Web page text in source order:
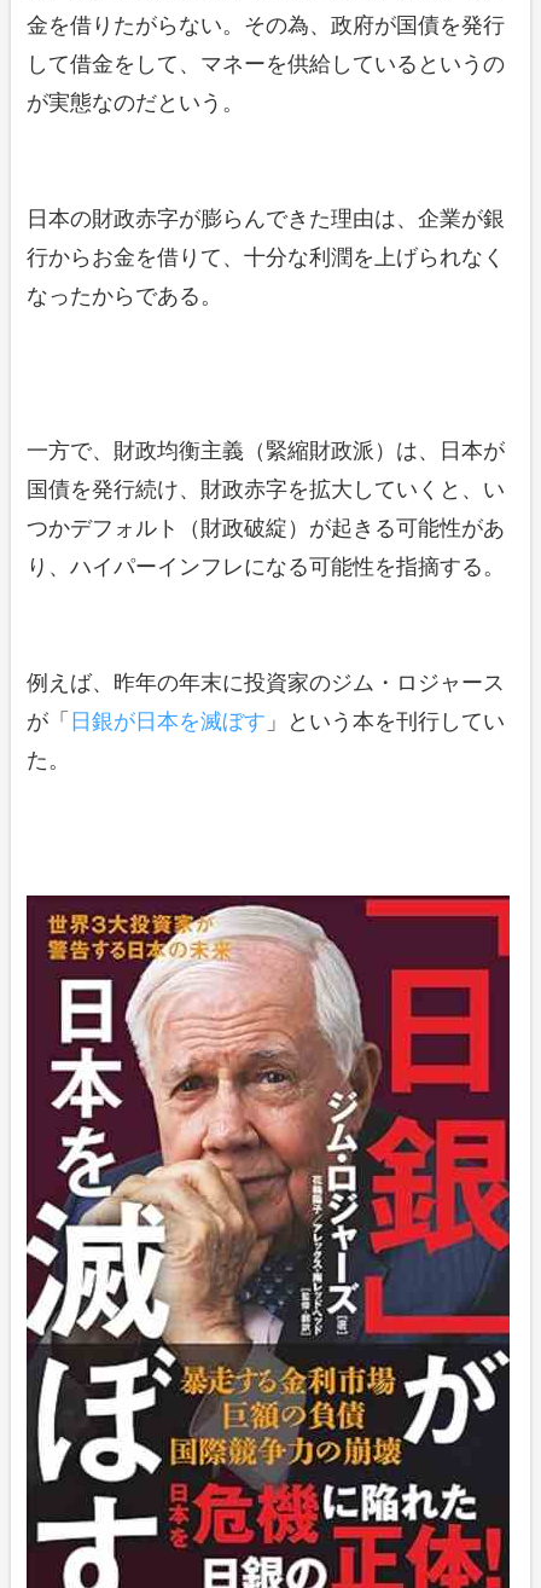
金を借りたがらない。その為、政府が国債を発行
して借金をして、マネーを供給しているというの
が実態なのだという。
日本の財政赤字が膨らんできた理由は、企業が銀
行からお金を借りて、十分な利潤を上げられなく
なったからである。
一方で、財政均衡主義（緊縮財政派）は、日本が
国債を発行続け、財政赤字を拡大していくと、い
つかデフォルト（財政破綻）が起きる可能性があ
り、ハイパーインフレになる可能性を指摘する。
例えば、昨年の年末に投資家のジム・ロジャース
が「 日銀が日本を滅ぼす 」という本を刊行してい
た。